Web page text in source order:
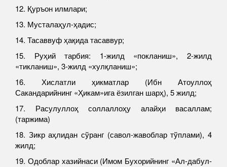
12. Қуръон илмлари;
13. Мусталаҳул-ҳадис;
14. Тасаввуф ҳақида тасаввур;
15. Руҳий тарбия: 1-жилд «покланиш», 2-жилд
«тикланиш», 3-жилд «хулқланиш»;
16. Хислатли ҳикматлар (Ибн Атоуллоҳ
Сакандарийнинг «Ҳикам»ига ёзилган шарҳ), 5 жилд;
17. Расулуллоҳ соллаллоҳу алайҳи васаллам;
(таржима)
18. Зикр аҳлидан сўранг (савол-жавоблар тўплами), 4
жилд;
19. Одоблар хазийнаси (Имом Бухорийнинг «Ал-дабул-